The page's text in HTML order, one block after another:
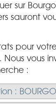
sur
sauront
pour
Nous vous
:
: